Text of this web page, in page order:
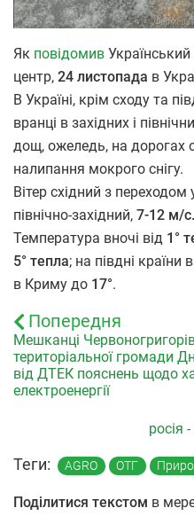
Як повідомив Український
центр, 24 листопада в
В Україні, крім сходу та
вранці в західних і
дощ, ожеледь, на дорогах
налипання мокрого снігу.
Вітер східний з
північно-західний, 7-12 м/с.
Температура вночі від 1°
5° тепла; на півдні країни
в Криму до 17°.
Попередня
Мешканці
територіальної громади
від ДТЕК пояснень щодо
електроенергії
росія
Теги: AGRO ОТГ
Поділитися текстом в